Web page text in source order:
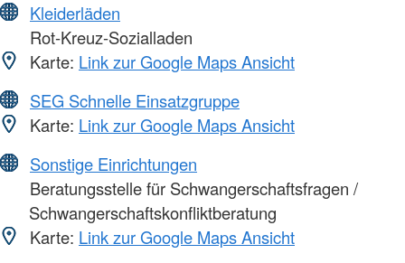
Kleiderläden
Rot-Kreuz-Sozialladen
Karte: Link zur Google Maps Ansicht
SEG Schnelle Einsatzgruppe
Karte: Link zur Google Maps Ansicht
Sonstige Einrichtungen
Beratungsstelle für Schwangerschaftsfragen /
Schwangerschaftskonfliktberatung
Karte: Link zur Google Maps Ansicht